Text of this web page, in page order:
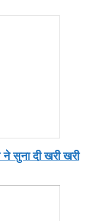
ने सुना दी खरी खरी